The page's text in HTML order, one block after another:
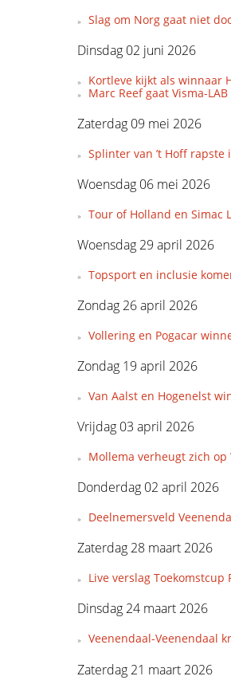
Slag om Norg gaat niet
Dinsdag 02 juni 2026
Kortleve kijkt als winnaar
Marc Reef gaat Visma-
Zaterdag 09 mei 2026
Splinter van ’t Hoff rapste
Woensdag 06 mei 2026
Tour of Holland en Simac
Woensdag 29 april 2026
Topsport en inclusie
Zondag 26 april 2026
Vollering en Pogacar
Zondag 19 april 2026
Van Aalst en Hogenelst
Vrijdag 03 april 2026
Mollema verheugt zich
Donderdag 02 april 2026
Deelnemersveld
Zaterdag 28 maart 2026
Live verslag Toekomstcup
Dinsdag 24 maart 2026
Veenendaal-Veenendaal
Zaterdag 21 maart 2026